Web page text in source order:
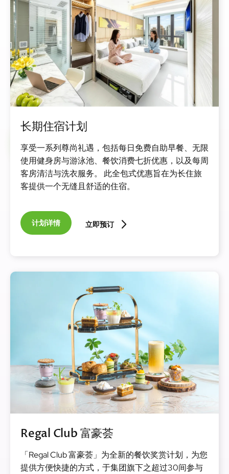
长期住宿计划
享受一系列尊尚礼遇，包括每日免费自助早餐、无限
使用健身房与游泳池、餐饮消费七折优惠，以及每周
客房清洁与洗衣服务。 此全包式优惠旨在为长住旅
客提供一个无缝且舒适的住宿。
计划详情 立即预订
Regal Club 富豪荟
「Regal Club 富豪荟」为全新的餐饮奖赏计划，为您
提供方便快捷的方式，于集团旗下之超过30间参与